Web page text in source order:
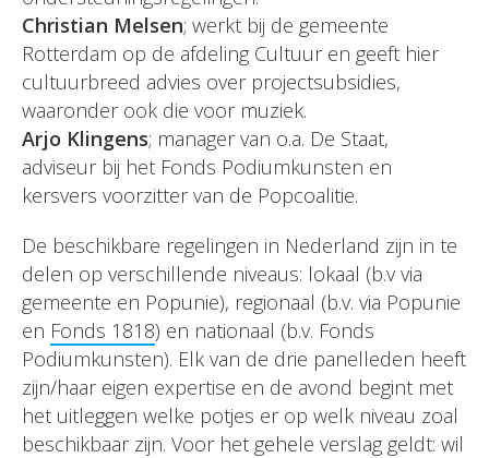
Christian Melsen; werkt bij de gemeente
Rotterdam op de afdeling Cultuur en geeft hier
cultuurbreed advies over projectsubsidies,
waaronder ook die voor muziek.
Arjo Klingens; manager van o.a. De Staat,
adviseur bij het Fonds Podiumkunsten en
kersvers voorzitter van de Popcoalitie.
De beschikbare regelingen in Nederland zijn in te
delen op verschillende niveaus: lokaal (b.v via
gemeente en Popunie), regionaal (b.v. via Popunie
en Fonds 1818) en nationaal (b.v. Fonds
Podiumkunsten). Elk van de drie panelleden heeft
zijn/haar eigen expertise en de avond begint met
het uitleggen welke potjes er op welk niveau zoal
beschikbaar zijn. Voor het gehele verslag geldt: wil